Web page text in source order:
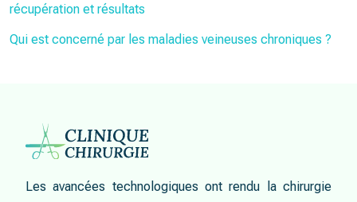
récupération et résultats
Qui est concerné par les maladies veineuses chroniques ?
Les avancées technologiques ont rendu la chirurgie